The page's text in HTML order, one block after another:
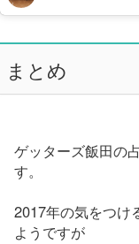
まとめ
ゲッターズ飯田の
す。
2017年の気をつけ
ようですが